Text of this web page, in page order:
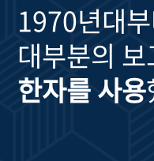
1970년대
대부분의
한자를 사용